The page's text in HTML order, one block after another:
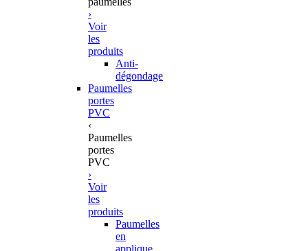
›
Voir
les
produits
Anti-
dégondage
Paumelles
portes
PVC
‹
Paumelles
portes
PVC
›
Voir
les
produits
Paumelles
en
applique